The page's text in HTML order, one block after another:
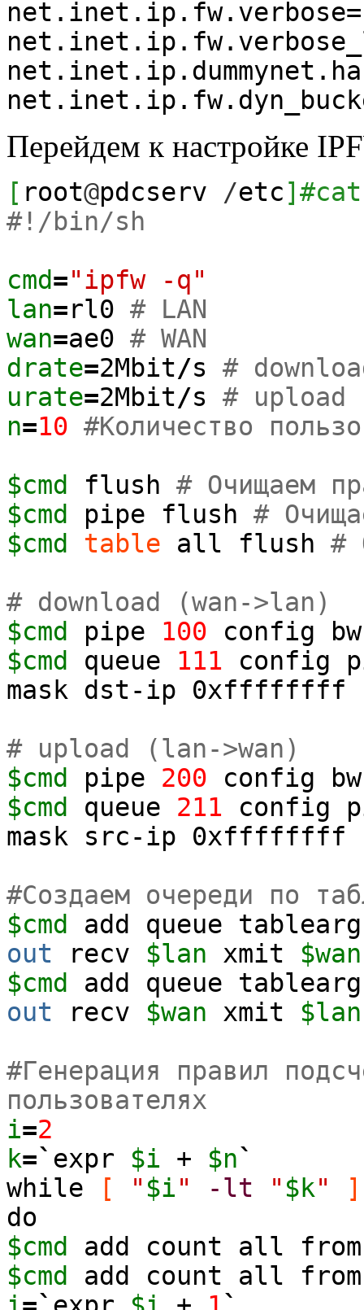
net.inet.ip.fw.verbose=
Перейдем к настройке
[ root@pdcserv /etc]
#!/bin/sh
cmd="ipfw -q"
lan=rl0 # LAN
wan=ae0 # WAN
drate=2Mbit/s #
urate=2Mbit/s # upload
n=10 #Количество
$cmd
flush # Очищаем
$cmd
pipe flush #
$cmd
table all flush #
# download (wan->lan)
$cmd
pipe 100 config
$cmd
queue 111 config
mask dst-ip 0xffffffff
# upload (lan->wan)
$cmd
pipe 200 config
$cmd
queue 211 config
mask src-ip 0xffffffff
#Создаем очереди по
$cmd
add queue
out recv $lan xmit $wan
$cmd
add queue
out recv $wan xmit $lan
#Генерация правил
пользователях
i=2
k=` expr $i + $n`
while
[ " $i" -lt " $k"
]
do
$cmd
add count all
$cmd
add count all